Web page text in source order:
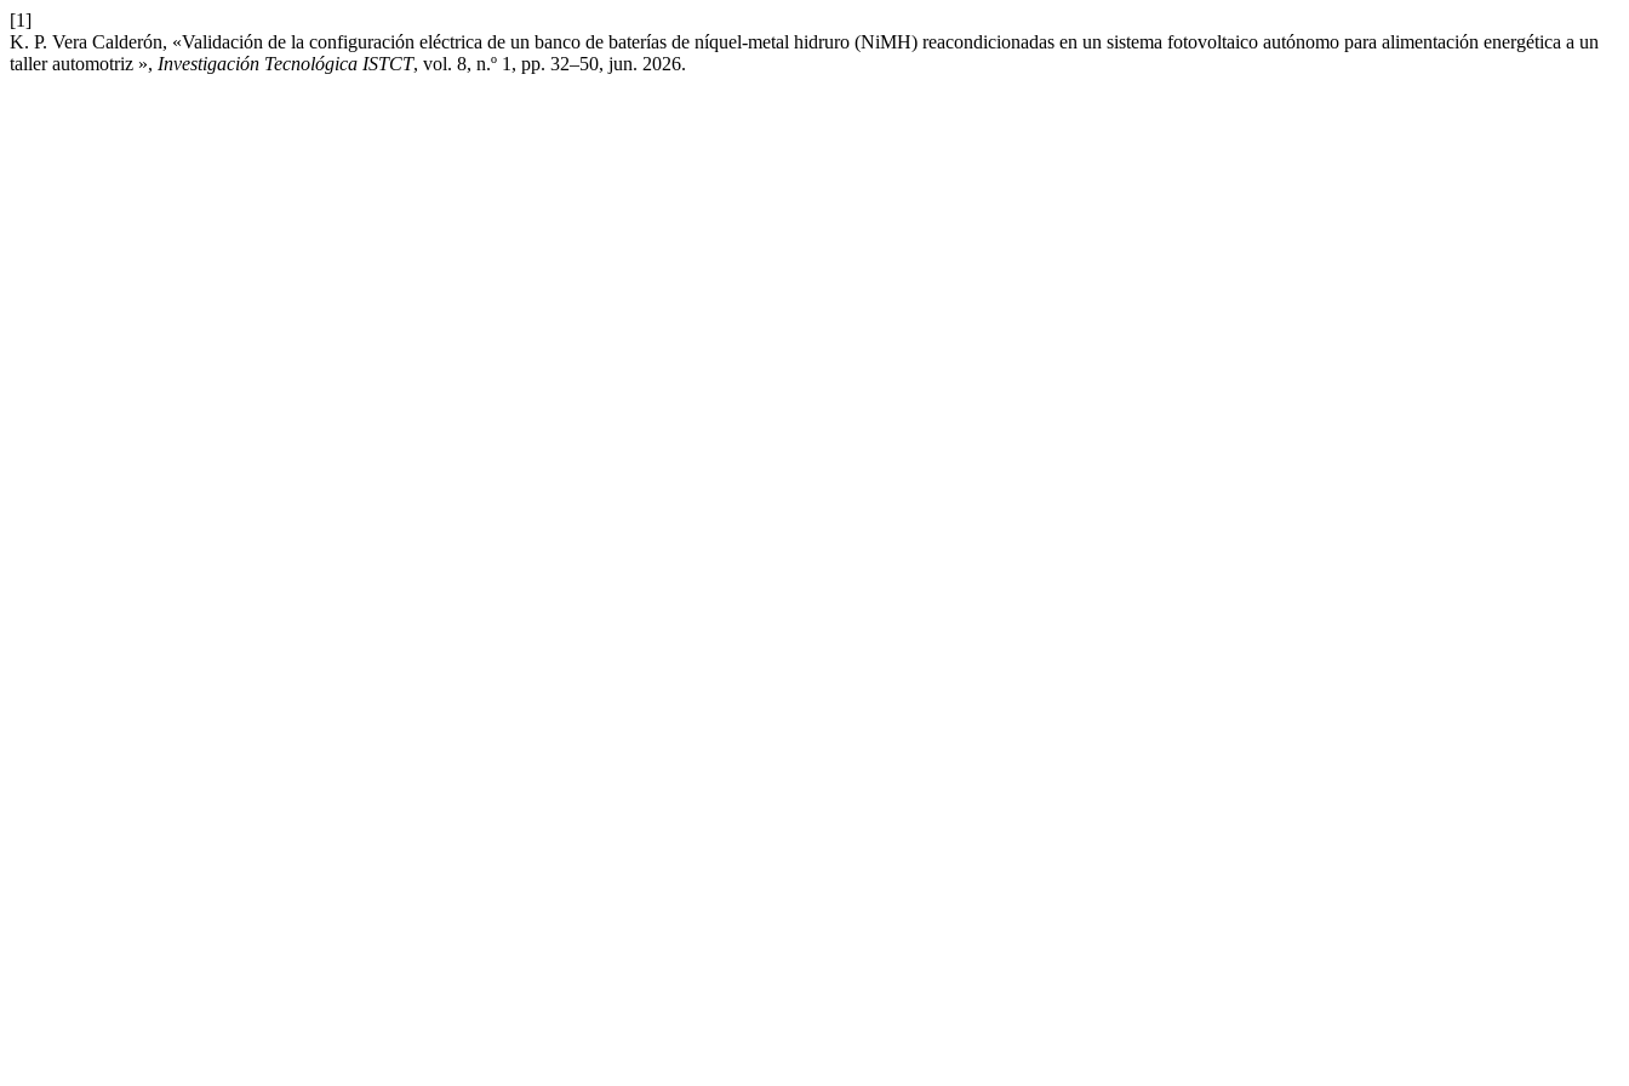
[1]
K. P. Vera Calderón, «Validación de la configuración eléctrica de un banco de baterías de níquel-metal hidruro (NiMH) reacondicionadas en un sistema fotovoltaico autónomo para alimentación energética a un
taller automotriz », Investigación Tecnológica ISTCT, vol. 8, n.º 1, pp. 32–50, jun. 2026.